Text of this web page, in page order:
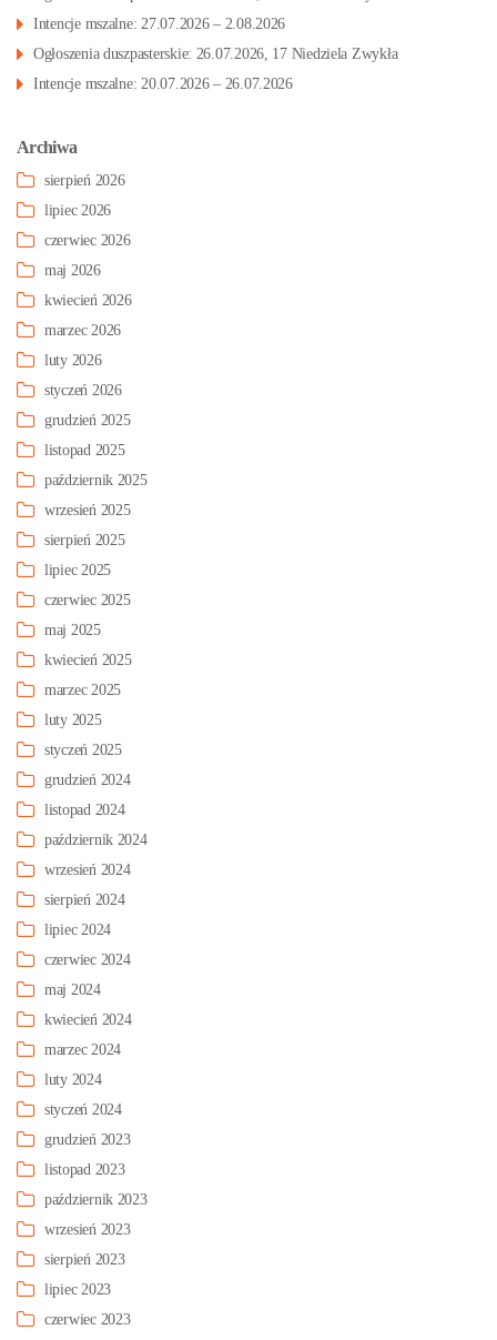
Intencje mszalne: 27.07.2026 – 2.08.2026
Ogłoszenia duszpasterskie: 26.07.2026, 17 Niedziela Zwykła
Intencje mszalne: 20.07.2026 – 26.07.2026
Archiwa
sierpień 2026
lipiec 2026
czerwiec 2026
maj 2026
kwiecień 2026
marzec 2026
luty 2026
styczeń 2026
grudzień 2025
listopad 2025
październik 2025
wrzesień 2025
sierpień 2025
lipiec 2025
czerwiec 2025
maj 2025
kwiecień 2025
marzec 2025
luty 2025
styczeń 2025
grudzień 2024
listopad 2024
październik 2024
wrzesień 2024
sierpień 2024
lipiec 2024
czerwiec 2024
maj 2024
kwiecień 2024
marzec 2024
luty 2024
styczeń 2024
grudzień 2023
listopad 2023
październik 2023
wrzesień 2023
sierpień 2023
lipiec 2023
czerwiec 2023